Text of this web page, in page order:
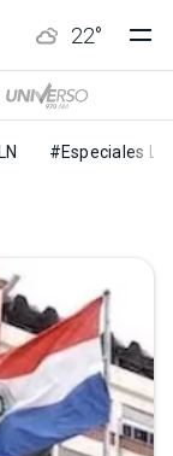
22°
#Especiales LN